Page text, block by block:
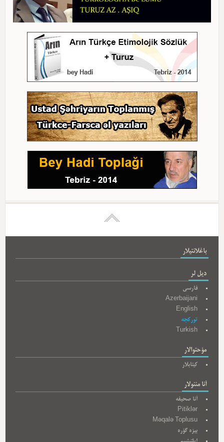
باغلانتیلار
دیل لر
فارسی
Azerbaijani
English
تورکجه
Turkish
مؤحتوالار
کیتابلار
آنا مئنولار
آنا صحیفه
Pitiklər
Məqalə Toplusu
بیزه گؤره